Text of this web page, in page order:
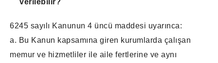
verilebilir?
6245 sayılı Kanunun 4 üncü maddesi uyarınca:
a. Bu Kanun kapsamına giren kurumlarda çalışan
memur ve hizmetliler ile aile fertlerine ve aynı